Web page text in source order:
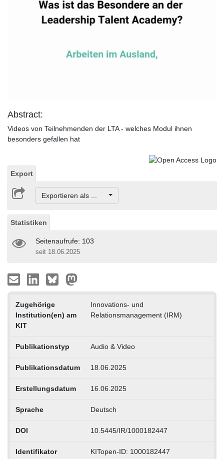
Abstract:
Videos von Teilnehmenden der LTA - welches Modul ihnen
besonders gefallen hat
Export
Exportieren als ...
Statistiken
Seitenaufrufe: 103
seit 18.06.2025
Zugehörige
Institution(en) am
KIT
Innovations- und
Relationsmanagement (IRM)
Publikationstyp Audio & Video
Publikationsdatum 18.06.2025
Erstellungsdatum 16.06.2025
Sprache Deutsch
DOI 10.5445/IR/1000182447
Identifikator KITopen-ID: 1000182447